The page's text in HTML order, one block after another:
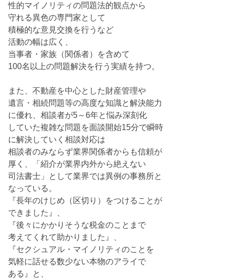
性的マイノリティの問題法的観点から
守れる異色の専門家として
積極的な意見交換を行うなど
活動の幅は広く、
当事者・家族（関係者）を含めて
100名以上の問題解決を行う実績を持つ。
また、不動産を中心とした財産管理や
遺言・相続問題等の高度な知識と解決能力
に優れ、相談者が5～6年と悩み深刻化
していた複雑な問題を面談開始15分で瞬時
に解決していく相談対応は
相談者のみならず業界関係者からも信頼が
厚く、「紹介が業界内外から絶えない
司法書士」として業界では異例の事務所と
なっている。
『長年のけじめ（区切り）をつけることが
できました』、
『後々にかかりそうな税金のことまで
考えてくれて助かりました』、
『セクシュアル・マイノリティのことを
気軽に話せる数少ない本物のアライで
ある』と、